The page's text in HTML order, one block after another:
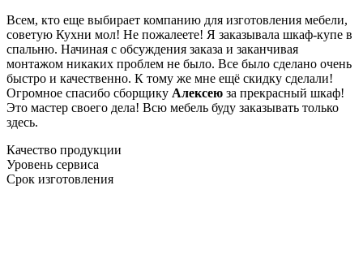
Всем, кто еще выбирает компанию для изготовления мебели,
советую Кухни мол! Не пожалеете! Я заказывала шкаф-купе в
спальню. Начиная с обсуждения заказа и заканчивая
монтажом никаких проблем не было. Все было сделано очень
быстро и качественно. К тому же мне ещё скидку сделали!
Огромное спасибо сборщику Алексею за прекрасный шкаф!
Это мастер своего дела! Всю мебель буду заказывать только
здесь.
Качество продукции
Уровень сервиса
Срок изготовления